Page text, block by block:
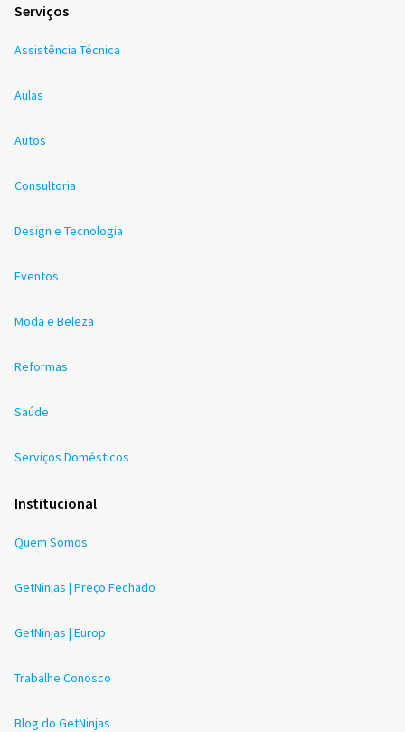
Serviços
Assistência Técnica
Aulas
Autos
Consultoria
Design e Tecnologia
Eventos
Moda e Beleza
Reformas
Saúde
Serviços Domésticos
Institucional
Quem Somos
GetNinjas | Preço Fechado
GetNinjas | Europ
Trabalhe Conosco
Blog do GetNinjas